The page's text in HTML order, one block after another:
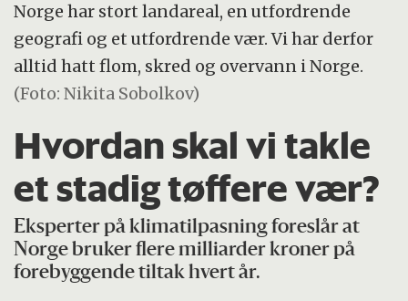
Norge har stort landareal, en utfordrende
geografi og et utfordrende vær. Vi har derfor
alltid hatt flom, skred og overvann i Norge.
(Foto: Nikita Sobolkov)
Hvordan skal vi takle
et stadig tøffere vær?
Eksperter på klimatilpasning foreslår at
Norge bruker flere milliarder kroner på
forebyggende tiltak hvert år.